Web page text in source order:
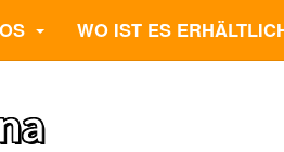
WO IST ES